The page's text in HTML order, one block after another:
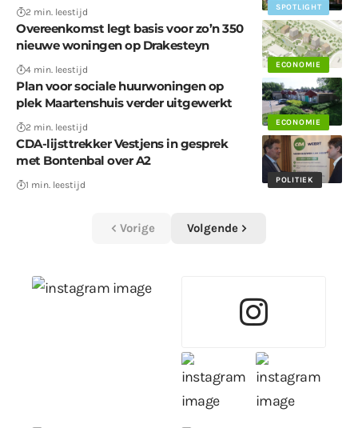
SPOTLIGHT
2 min. leestijd
ECONOMIE
Overeenkomst legt basis voor zo’n 350
nieuwe woningen op Drakesteyn
4 min. leestijd
ECONOMIE
Plan voor sociale huurwoningen op
plek Maartenshuis verder uitgewerkt
2 min. leestijd
POLITIEK
CDA-lijsttrekker Vestjens in gesprek
met Bontenbal over A2
1 min. leestijd
Vorige Volgende